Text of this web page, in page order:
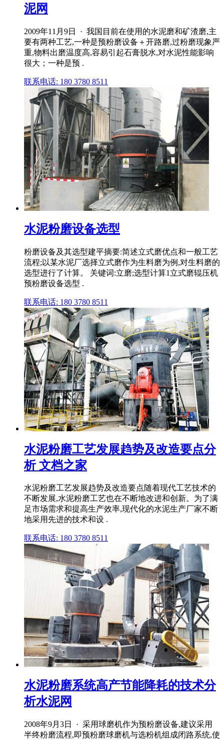
泥网
2009年11月9日 · 我国目前在使用的水泥磨和矿渣磨,主
要有两种工艺,一种是预粉磨设备＋开路磨,过粉磨现象严
重,物料出磨温度高,容易引起石膏脱水,对水泥性能影响
很大；一种是预 .
联系电话: 180 3780 8511
水泥粉磨设备选型
粉磨设备及其选型建平摘要:简述立式磨优点和一般工艺
流程;以某水泥厂选择立式磨作为生料磨为例,对生料磨的
选型进行了计算。 关键词:立磨;选型计算1立式磨辊压机
预粉磨设备选型 .
联系电话: 180 3780 8511
水泥粉磨工艺发展趋势及改造要点分
析 文档之家
水泥粉磨工艺发展趋势及改造要点随着现代工艺技术的
不断发展,水泥粉磨工艺也在不断地改进和创新。为了满
足市场需求和提高生产效率,现代化的水泥生产厂家不断
地采用先进的技术和设 .
联系电话: 180 3780 8511
水泥粉磨系统高产节能降耗的技术分
析水泥网
2008年9月3日 · 采用球磨机作为预粉磨设备,建议采用
半终粉磨流程,即预粉磨球磨机与选粉机组成闭路系统,使